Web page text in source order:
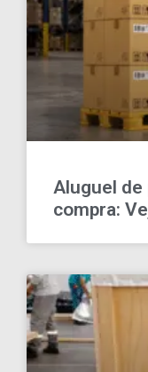
Aluguel de
compra: